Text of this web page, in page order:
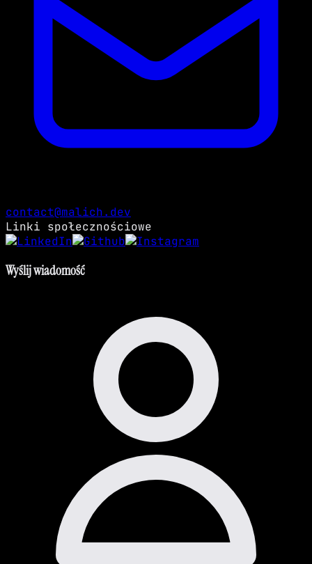
contact@malich.dev
Linki społecznościowe
Wyślij wiadomość